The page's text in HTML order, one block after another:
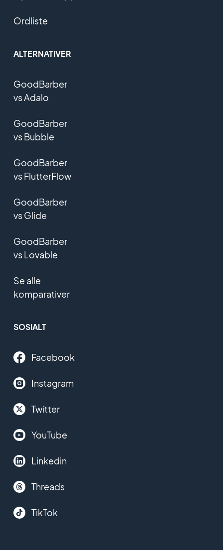
Ordliste
ALTERNATIVER
GoodBarber
vs Adalo
GoodBarber
vs Bubble
GoodBarber
vs FlutterFlow
GoodBarber
vs Glide
GoodBarber
vs Lovable
Se alle
komparativer
SOSIALT
Facebook
Instagram
Twitter
YouTube
Linkedin
Threads
TikTok